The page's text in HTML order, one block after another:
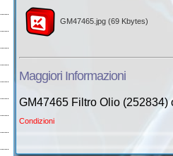
GM47465.jpg (69 Kbytes)
Maggiori Informazioni
GM47465 Filtro Olio
Condizioni